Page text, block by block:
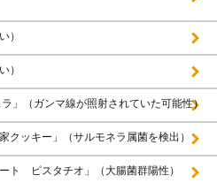
）
）
」（ガンマ線が照射されていた可能性）
クッキー」（サルモネラ属菌を検出）
ト ピスタチオ」（大腸菌群陽性）